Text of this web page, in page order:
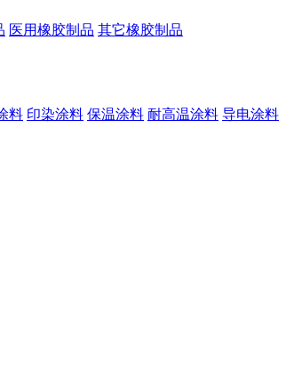
医用橡胶制品 其它橡胶制品
料 印染涂料 保温涂料 耐高温涂料 导电涂料